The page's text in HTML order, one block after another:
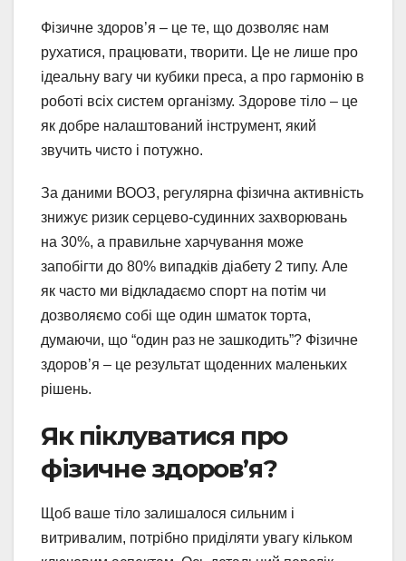
Фізичне здоров’я – це те, що дозволяє нам
рухатися, працювати, творити. Це не лише про
ідеальну вагу чи кубики преса, а про гармонію в
роботі всіх систем організму. Здорове тіло – це
як добре налаштований інструмент, який
звучить чисто і потужно.
За даними ВООЗ, регулярна фізична активність
знижує ризик серцево-судинних захворювань
на 30%, а правильне харчування може
запобігти до 80% випадків діабету 2 типу. Але
як часто ми відкладаємо спорт на потім чи
дозволяємо собі ще один шматок торта,
думаючи, що “один раз не зашкодить”? Фізичне
здоров’я – це результат щоденних маленьких
рішень.
Як піклуватися про
фізичне здоров’я?
Щоб ваше тіло залишалося сильним і
витривалим, потрібно приділяти увагу кільком